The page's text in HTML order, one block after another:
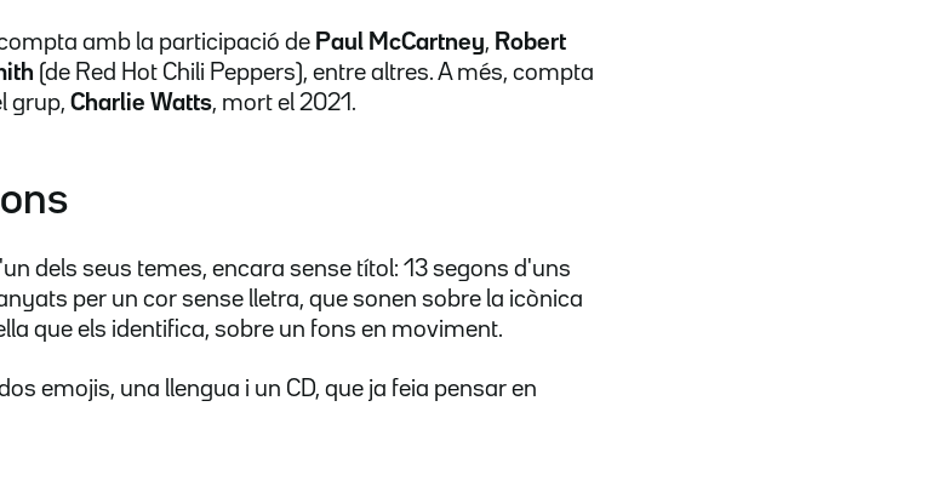
amb la participació de Paul McCartney, Robert
(de Red Hot Chili Peppers), entre altres. A més, compta
grup, Charlie Watts, mort el 2021.
dels seus temes, encara sense títol: 13 segons d'uns
per un cor sense lletra, que sonen sobre la icònica
que els identifica, sobre un fons en moviment.
emojis, una llengua i un CD, que ja feia pensar en